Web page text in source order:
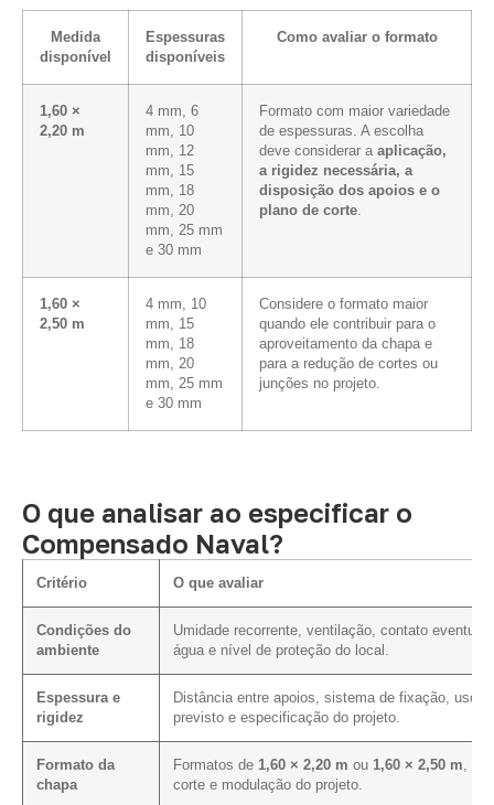
Medida
disponível
Espessuras
disponíveis
Como avaliar o formato
1,60 ×
2,20 m
4 mm, 6
mm, 10
mm, 12
mm, 15
mm, 18
mm, 20
mm, 25 mm
e 30 mm
Formato com maior variedade
de espessuras. A escolha
deve considerar a aplicação,
a rigidez necessária, a
disposição dos apoios e o
plano de corte.
1,60 ×
2,50 m
4 mm, 10
mm, 15
mm, 18
mm, 20
mm, 25 mm
e 30 mm
Considere o formato maior
quando ele contribuir para o
aproveitamento da chapa e
para a redução de cortes ou
junções no projeto.
O que analisar ao especificar o
Compensado Naval?
Critério O que avaliar
Condições do
ambiente
Umidade recorrente, ventilação, contato eventual
água e nível de proteção do local.
Espessura e
rigidez
Distância entre apoios, sistema de fixação, uso
previsto e especificação do projeto.
Formato da
chapa
Formatos de 1,60 × 2,20 m ou 1,60 × 2,50 m,
corte e modulação do projeto.